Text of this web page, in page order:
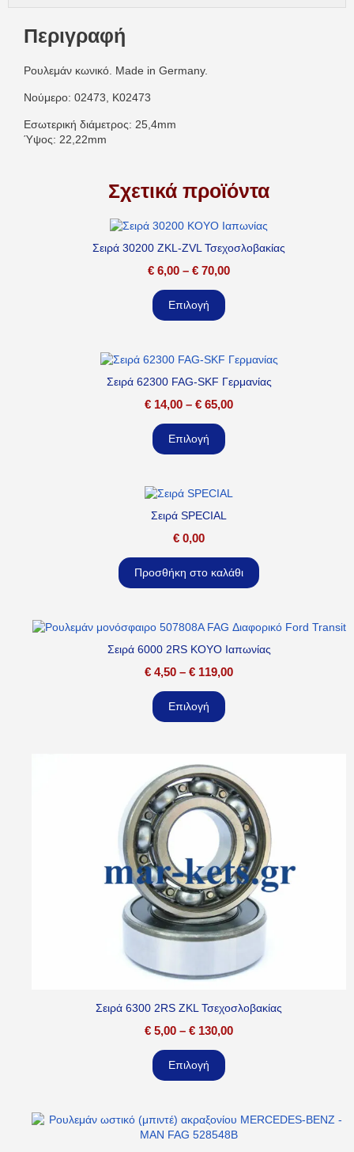
Περιγραφή
Ρουλεμάν κωνικό. Made in Germany.
Νούμερο: 02473, K02473
Εσωτερική διάμετρος: 25,4mm
Ύψος: 22,22mm
Σχετικά προϊόντα
Σειρά 30200 ZKL-ZVL Τσεχοσλοβακίας
€ 6,00 – € 70,00
Επιλογή
Σειρά 62300 FAG-SKF Γερμανίας
€ 14,00 – € 65,00
Επιλογή
Σειρά SPECIAL
€ 0,00
Προσθήκη στο καλάθι
Σειρά 6000 2RS KOYO Ιαπωνίας
€ 4,50 – € 119,00
Επιλογή
Σειρά 6300 2RS ZKL Τσεχοσλοβακίας
€ 5,00 – € 130,00
Επιλογή